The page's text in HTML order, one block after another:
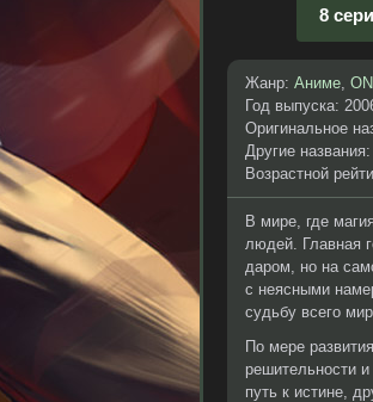
8
Жанр: Аниме,
Год выпуска:
Оригинальное
Другие
Возрастной
В мире, где
людей. Главная
даром, но на
с неясными
судьбу всего
По мере
решительности
путь к истине,